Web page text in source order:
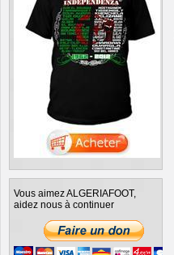
Vous aimez ALGERIAFOOT,
aidez nous à continuer